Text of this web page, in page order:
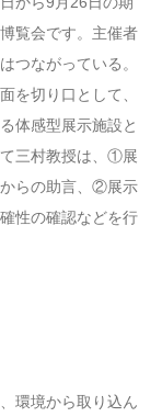
覧会です。主催者
つながっている。
を切り口として、
体感型展示施設と
三村教授は、①展
らの助言、②展示
性の確認などを行
環境から取り込ん